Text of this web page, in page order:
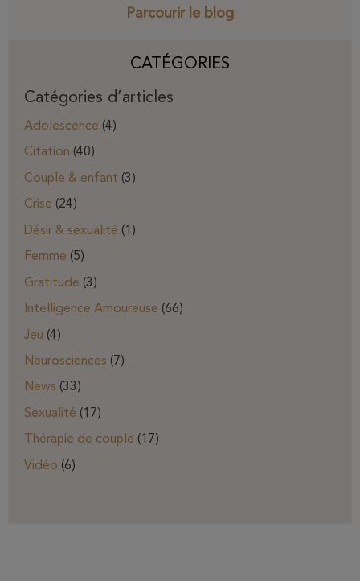
Parcourir le blog
CATÉGORIES
Catégories d’articles
Adolescence (4)
Citation (40)
Couple & enfant (3)
Crise (24)
Désir & sexualité (1)
Femme (5)
Gratitude (3)
Intelligence Amoureuse (66)
Jeu (4)
Neurosciences (7)
News (33)
Sexualité (17)
Thérapie de couple (17)
Vidéo (6)